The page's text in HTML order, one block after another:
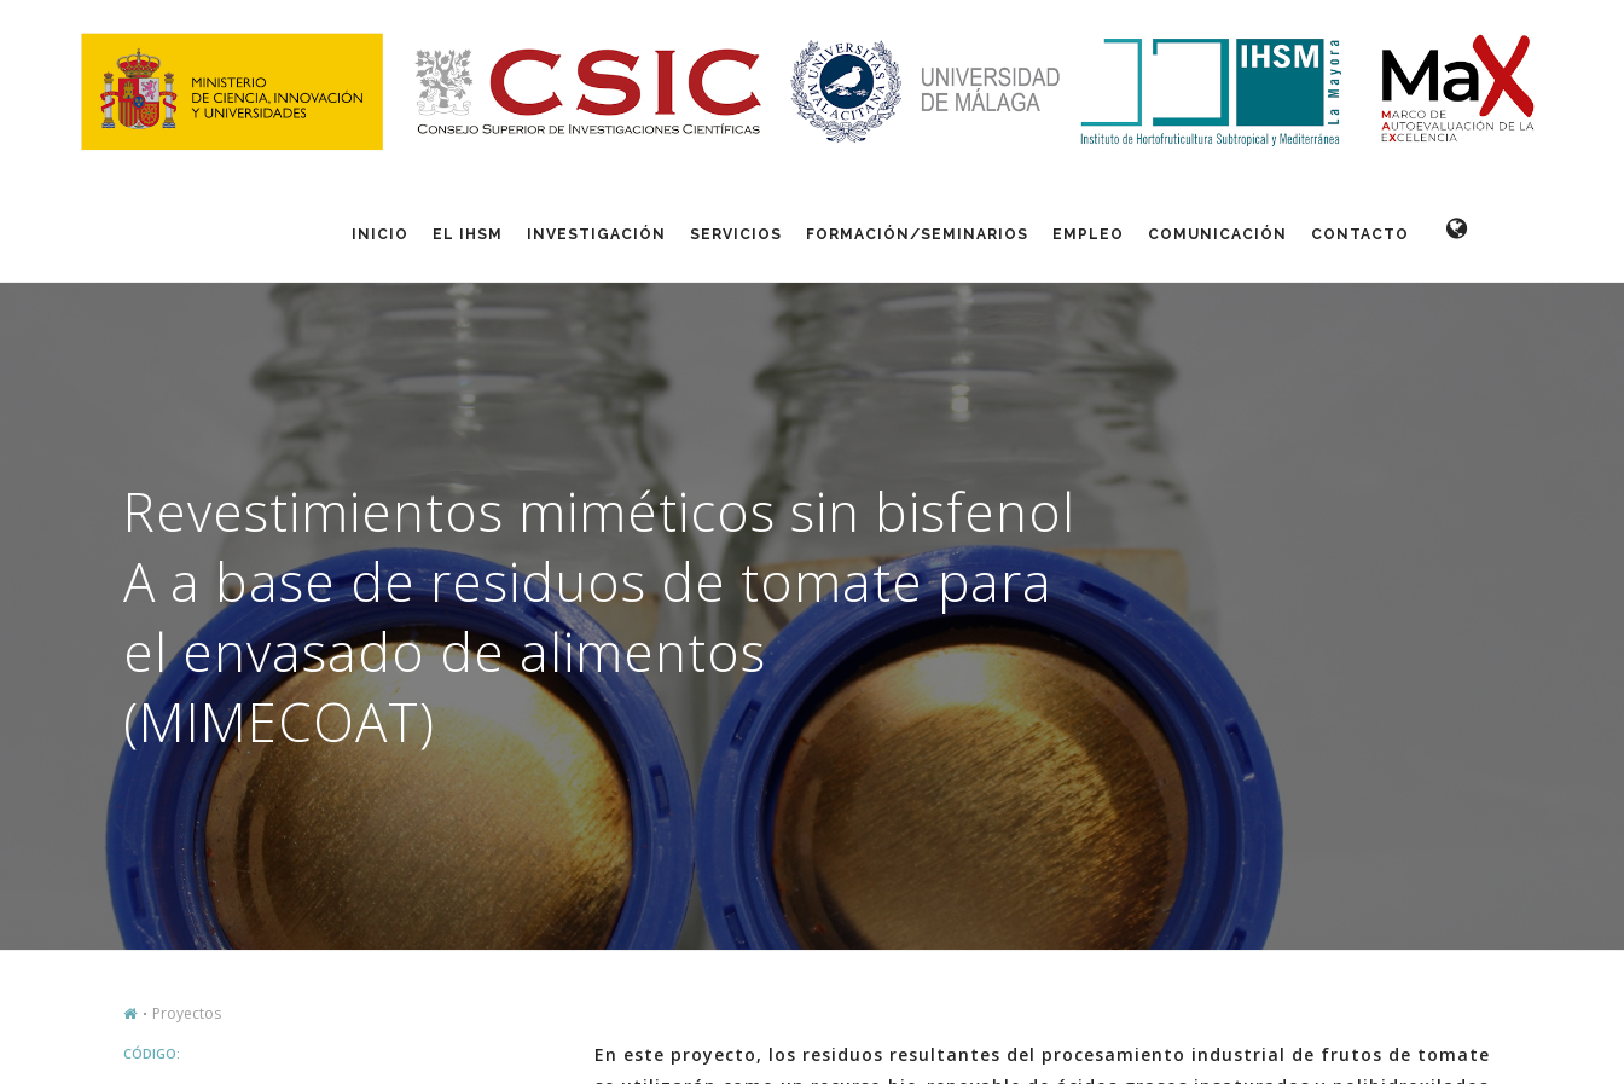
INICIO EL IHSM INVESTIGACIÓN SERVICIOS FORMACIÓN/SEMINARIOS EMPLEO COMUNICACIÓN CONTACTO
Revestimientos miméticos sin bisfenol
A a base de residuos de tomate para
el envasado de alimentos
(MIMECOAT)
Proyectos
CÓDIGO:
En este proyecto, los residuos resultantes del procesamiento industrial de frutos de tomate